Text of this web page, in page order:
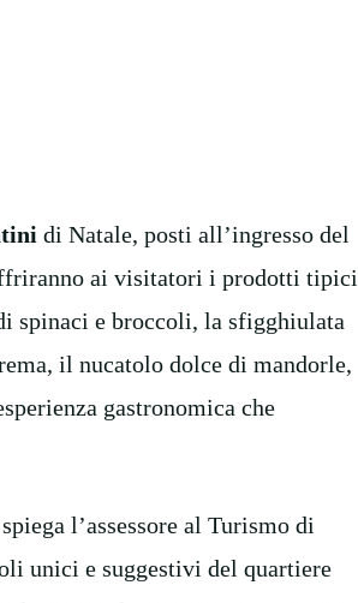
di Natale, posti all’ingresso del
ai visitatori i prodotti tipici
spinaci e broccoli, la sfigghiulata
il nucatolo dolce di mandorle,
gastronomica che
l’assessore al Turismo di
unici e suggestivi del quartiere